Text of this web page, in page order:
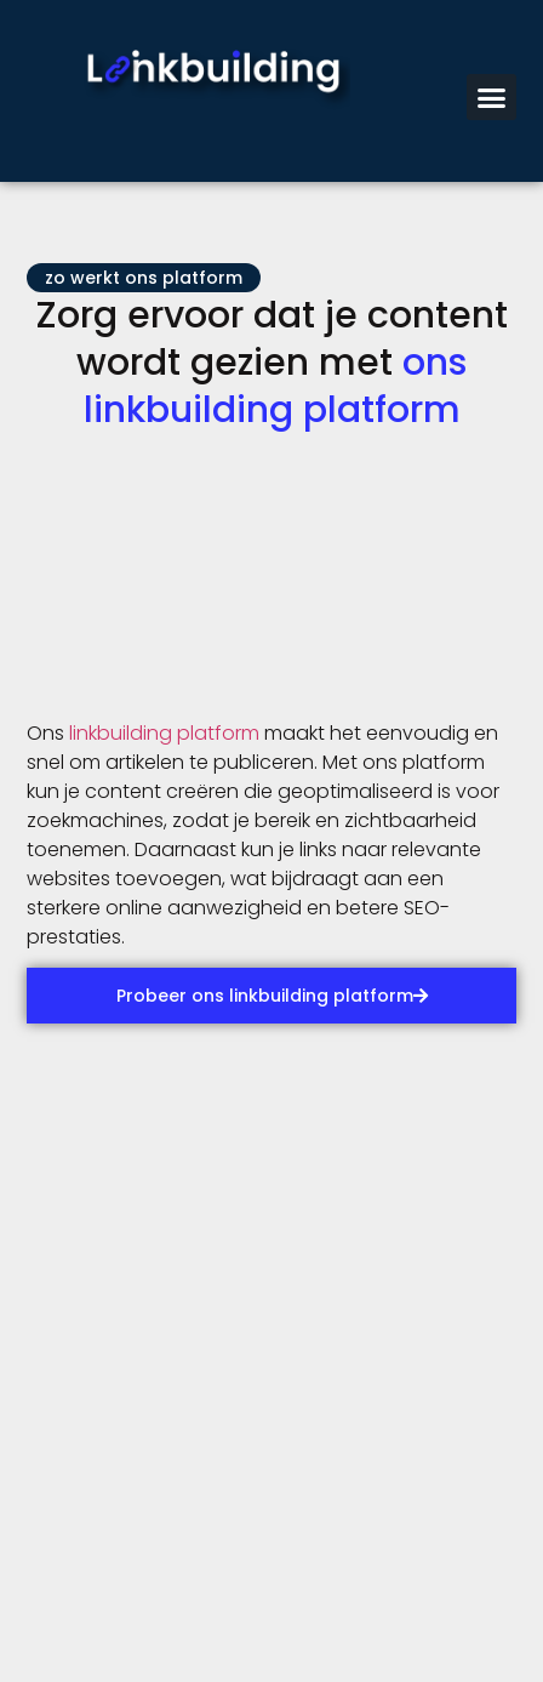
zo werkt ons platform
Zorg ervoor dat je content
wordt gezien met ons
linkbuilding platform
Onslinkbuilding platform maakt het eenvoudig en
snel om artikelen te publiceren. Met ons platform
kun je content creëren die geoptimaliseerd is voor
zoekmachines, zodat je bereik en zichtbaarheid
toenemen. Daarnaast kun je links naar relevante
websites toevoegen, wat bijdraagt aan een
sterkere online aanwezigheid en betere SEO-
prestaties.
Probeer ons linkbuilding platform